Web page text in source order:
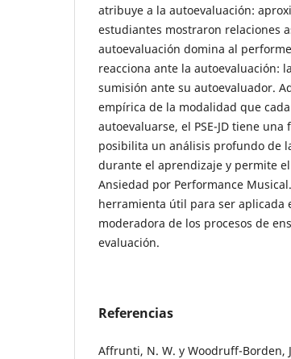
atribuye a la autoevaluación:
estudiantes mostraron relaciones
autoevaluación domina al
reacciona ante la autoevaluación:
sumisión ante su autoevaluador.
empírica de la modalidad que
autoevaluarse, el PSE-JD tiene
posibilita un análisis profundo de
durante el aprendizaje y permite
Ansiedad por Performance
herramienta útil para ser aplicada
moderadora de los procesos de
evaluación.
Referencias
Affrunti, N. W. y Woodruff-Borden,